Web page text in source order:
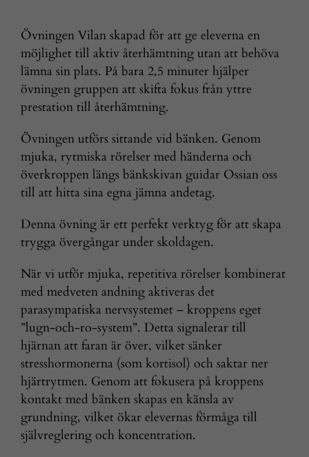
Övningen Vilan skapad för att ge eleverna en
möjlighet till aktiv återhämtning utan att behöva
lämna sin plats. På bara 2,5 minuter hjälper
övningen gruppen att skifta fokus från yttre
prestation till återhämtning.
Övningen utförs sittande vid bänken. Genom
mjuka, rytmiska rörelser med händerna och
överkroppen längs bänkskivan guidar Ossian oss
till att hitta sina egna jämna andetag.
Denna övning är ett perfekt verktyg för att skapa
trygga övergångar under skoldagen.
När vi utför mjuka, repetitiva rörelser kombinerat
med medveten andning aktiveras det
parasympatiska nervsystemet – kroppens eget
”lugn-och-ro-system”. Detta signalerar till
hjärnan att faran är över, vilket sänker
stresshormonerna (som kortisol) och saktar ner
hjärtrytmen. Genom att fokusera på kroppens
kontakt med bänken skapas en känsla av
grundning, vilket ökar elevernas förmåga till
självreglering och koncentration.